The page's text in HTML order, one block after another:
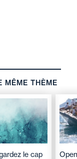
MÊME THÈME
le cap